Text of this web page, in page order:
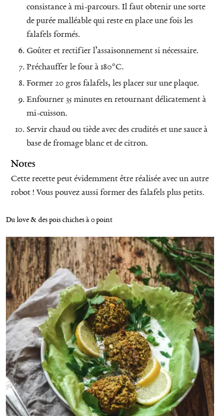
consistance à mi-parcours. Il faut obtenir une sorte
de purée malléable qui reste en place une fois les
falafels formés.
Goûter et rectifier l’assaisonnement si nécessaire.
Préchauffer le four à 180°C.
Former 20 gros falafels, les placer sur une plaque.
Enfourner 35 minutes en retournant délicatement à
mi-cuisson.
Servir chaud ou tiède avec des crudités et une sauce à
base de fromage blanc et de citron.
Notes
Cette recette peut évidemment être réalisée avec un autre
robot ! Vous pouvez aussi former des falafels plus petits.
Du love & des pois chiches à 0 point
h
h
e
o